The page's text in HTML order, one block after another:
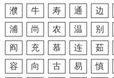
濮
牛 寿 通 边
浦
尚 农 温 别
阎
充 慕 连 茹
容
向 古 易 慎